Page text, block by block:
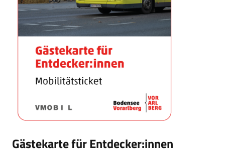
Gästekarte für Entdecker:innen